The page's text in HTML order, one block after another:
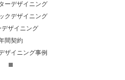
ーデザイニング
クデザイニング
デザイニング
間契約
ザイニング事例